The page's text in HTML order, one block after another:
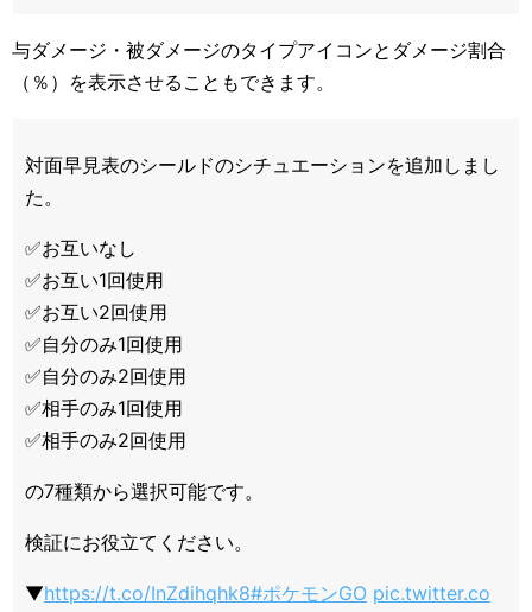
与ダメージ・被ダメージのタイプアイコンとダメージ割合
（％）を表示させることもできます。
対面早見表のシールドのシチュエーションを追加しまし
た。
✅お互いなし
✅お互い1回使用
✅お互い2回使用
✅自分のみ1回使用
✅自分のみ2回使用
✅相手のみ1回使用
✅相手のみ2回使用
の7種類から選択可能です。
検証にお役立てください。
▼https://t.co/InZdihqhk8#ポケモンGO pic.twitter.co